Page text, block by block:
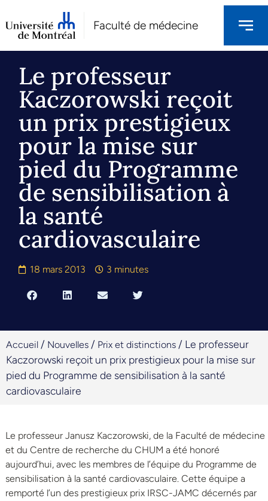
Faculté de médecine
Le professeur
Kaczorowski reçoit
un prix prestigieux
pour la mise sur
pied du Programme
de sensibilisation à
la santé
cardiovasculaire
18 mars 2013 3 minutes
Accueil / Nouvelles / Prix et distinctions / Le professeur
Kaczorowski reçoit un prix prestigieux pour la mise sur
pied du Programme de sensibilisation à la santé
cardiovasculaire
Le professeur Janusz Kaczorowski, de la Faculté de médecine
et du Centre de recherche du CHUM a été honoré
aujourd’hui, avec les membres de l’équipe du Programme de
sensibilisation à la santé cardiovasculaire. Cette équipe a
remporté l’un des prestigieux prix IRSC-JAMC décernés par